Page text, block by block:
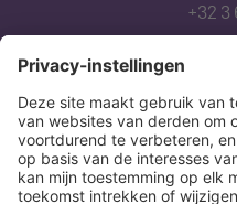
+32 3
Abonneert u